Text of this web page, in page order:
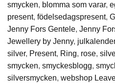
smycken, blomma som varar,
present, födelsedagspresent,
Jenny Fors Gentele, Jenny
Jewellery by Jenny, julkalender
silver, Present, Ring, rose,
smycken, smyckesblogg,
silversmycken, webshop